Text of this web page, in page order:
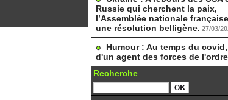
Russie qui cherchent la paix,
l’Assemblée nationale
une résolution belligène. 27/03/
Humour : Au temps du
d'un agent des forces de
Recherche